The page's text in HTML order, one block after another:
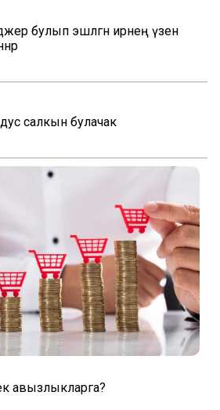
булып эшләгән ирнең үзен
салкын булачак
авызлыкларга?